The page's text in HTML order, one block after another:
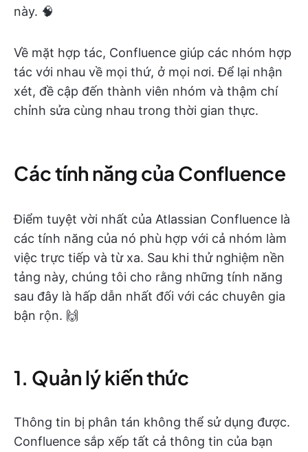
này. 🧠
Về mặt hợp tác, Confluence giúp các nhóm hợp
tác với nhau về mọi thứ, ở mọi nơi. Để lại nhận
xét, đề cập đến thành viên nhóm và thậm chí
chỉnh sửa cùng nhau trong thời gian thực.
Các tính năng của Confluence
Điểm tuyệt vời nhất của Atlassian Confluence là
các tính năng của nó phù hợp với cả nhóm làm
việc trực tiếp và từ xa. Sau khi thử nghiệm nền
tảng này, chúng tôi cho rằng những tính năng
sau đây là hấp dẫn nhất đối với các chuyên gia
bận rộn. 🙌
1. Quản lý kiến thức
Thông tin bị phân tán không thể sử dụng được.
Confluence sắp xếp tất cả thông tin của bạn